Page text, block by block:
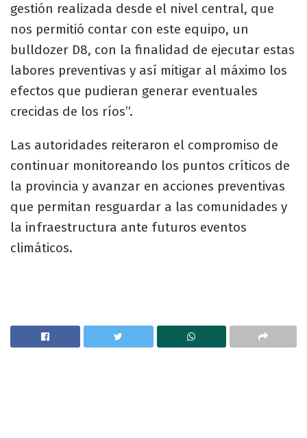
gestión realizada desde el nivel central, que
nos permitió contar con este equipo, un
bulldozer D8, con la finalidad de ejecutar estas
labores preventivas y así mitigar al máximo los
efectos que pudieran generar eventuales
crecidas de los ríos”.
Las autoridades reiteraron el compromiso de
continuar monitoreando los puntos críticos de
la provincia y avanzar en acciones preventivas
que permitan resguardar a las comunidades y
la infraestructura ante futuros eventos
climáticos.